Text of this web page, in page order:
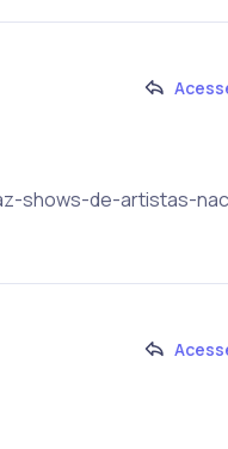
shows-de-artistas-